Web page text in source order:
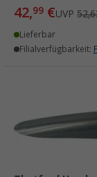
42,99 €UVP
Lieferbar
Filialverfügbarkeit: